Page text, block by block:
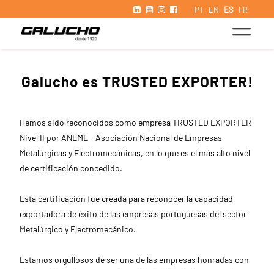
PT EN ES FR
Galucho es TRUSTED EXPORTER!
Hemos sido reconocidos como empresaTRUSTED EXPORTER
Nivel II por ANEME - Asociación Nacional de Empresas
Metalúrgicas y Electromecánicas, en lo que es el más alto nivel
de certificación concedido.
Esta certificación fue creada para reconocer la capacidad
exportadora de éxito de las empresas portuguesas del sector
Metalúrgico y Electromecánico.
Estamos orgullosos de ser una de las empresas honradas con